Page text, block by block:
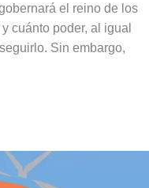
el reino de los
cuánto poder, al igual
Sin embargo,